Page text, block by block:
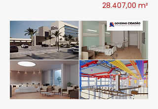
28.407,00 m²